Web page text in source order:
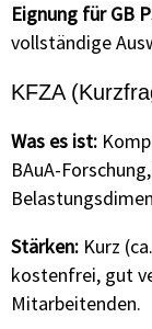
Eignung für GB
vollständige
KFZA
Was es ist:
BAuA-
Stärken: Kurz
kostenfrei, gut
Mitarbeitenden.